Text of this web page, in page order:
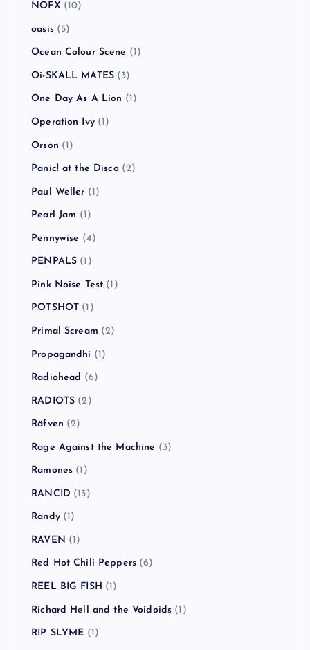
NOFX (10)
oasis(5)
Ocean Colour Scene (1)
Oi-SKALL MATES (3)
One Day As A Lion (1)
Operation Ivy(1)
Orson (1)
Panic! at the Disco(2)
Paul Weller (1)
Pearl Jam (1)
Pennywise (4)
PENPALS (1)
Pink Noise Test (1)
POTSHOT (1)
Primal Scream (2)
Propagandhi (1)
Radiohead (6)
RADIOTS (2)
Räfven (2)
Rage Against the Machine (3)
Ramones (1)
RANCID (13)
Randy(1)
RAVEN (1)
Red Hot Chili Peppers (6)
REEL BIG FISH (1)
Richard Hell and the Voidoids (1)
RIP SLYME (1)